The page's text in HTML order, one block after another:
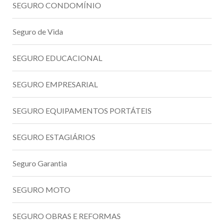
SEGURO CONDOMÍNIO
Seguro de Vida
SEGURO EDUCACIONAL
SEGURO EMPRESARIAL
SEGURO EQUIPAMENTOS PORTÁTEIS
SEGURO ESTAGIÁRIOS
Seguro Garantia
SEGURO MOTO
SEGURO OBRAS E REFORMAS